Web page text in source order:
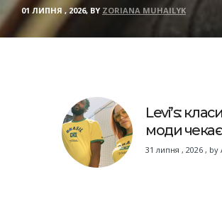
01 ЛИПНЯ , 2026, BY ZORIANA MUHAILYK
Levi’s:
моди
31 липня , 2026 , by